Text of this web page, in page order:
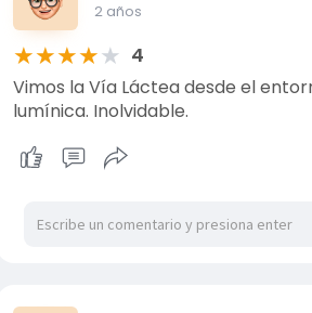
2 años
★★★★★ 4
Vimos la Vía Láctea desde el
lumínica. Inolvidable.